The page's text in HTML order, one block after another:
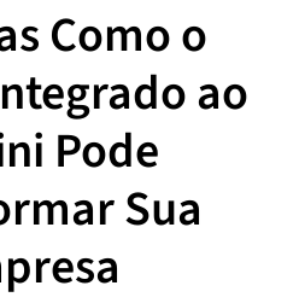
Como o
ao
Pode
Sua